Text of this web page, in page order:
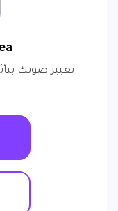
تغيير صوتك